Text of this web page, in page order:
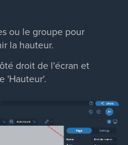
ou le groupe pour
la hauteur.
droit de l'écran et
'Hauteur'.